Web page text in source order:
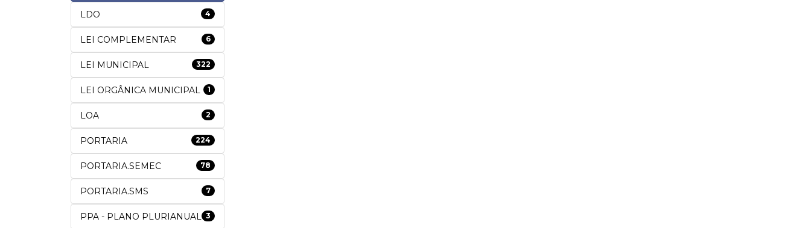
LDO 4
LEI COMPLEMENTAR 6
LEI MUNICIPAL 322
LEI ORGÂNICA MUNICIPAL 1
LOA 2
PORTARIA 224
PORTARIA.SEMEC 78
PORTARIA.SMS 7
PPA - PLANO PLURIANUAL 3